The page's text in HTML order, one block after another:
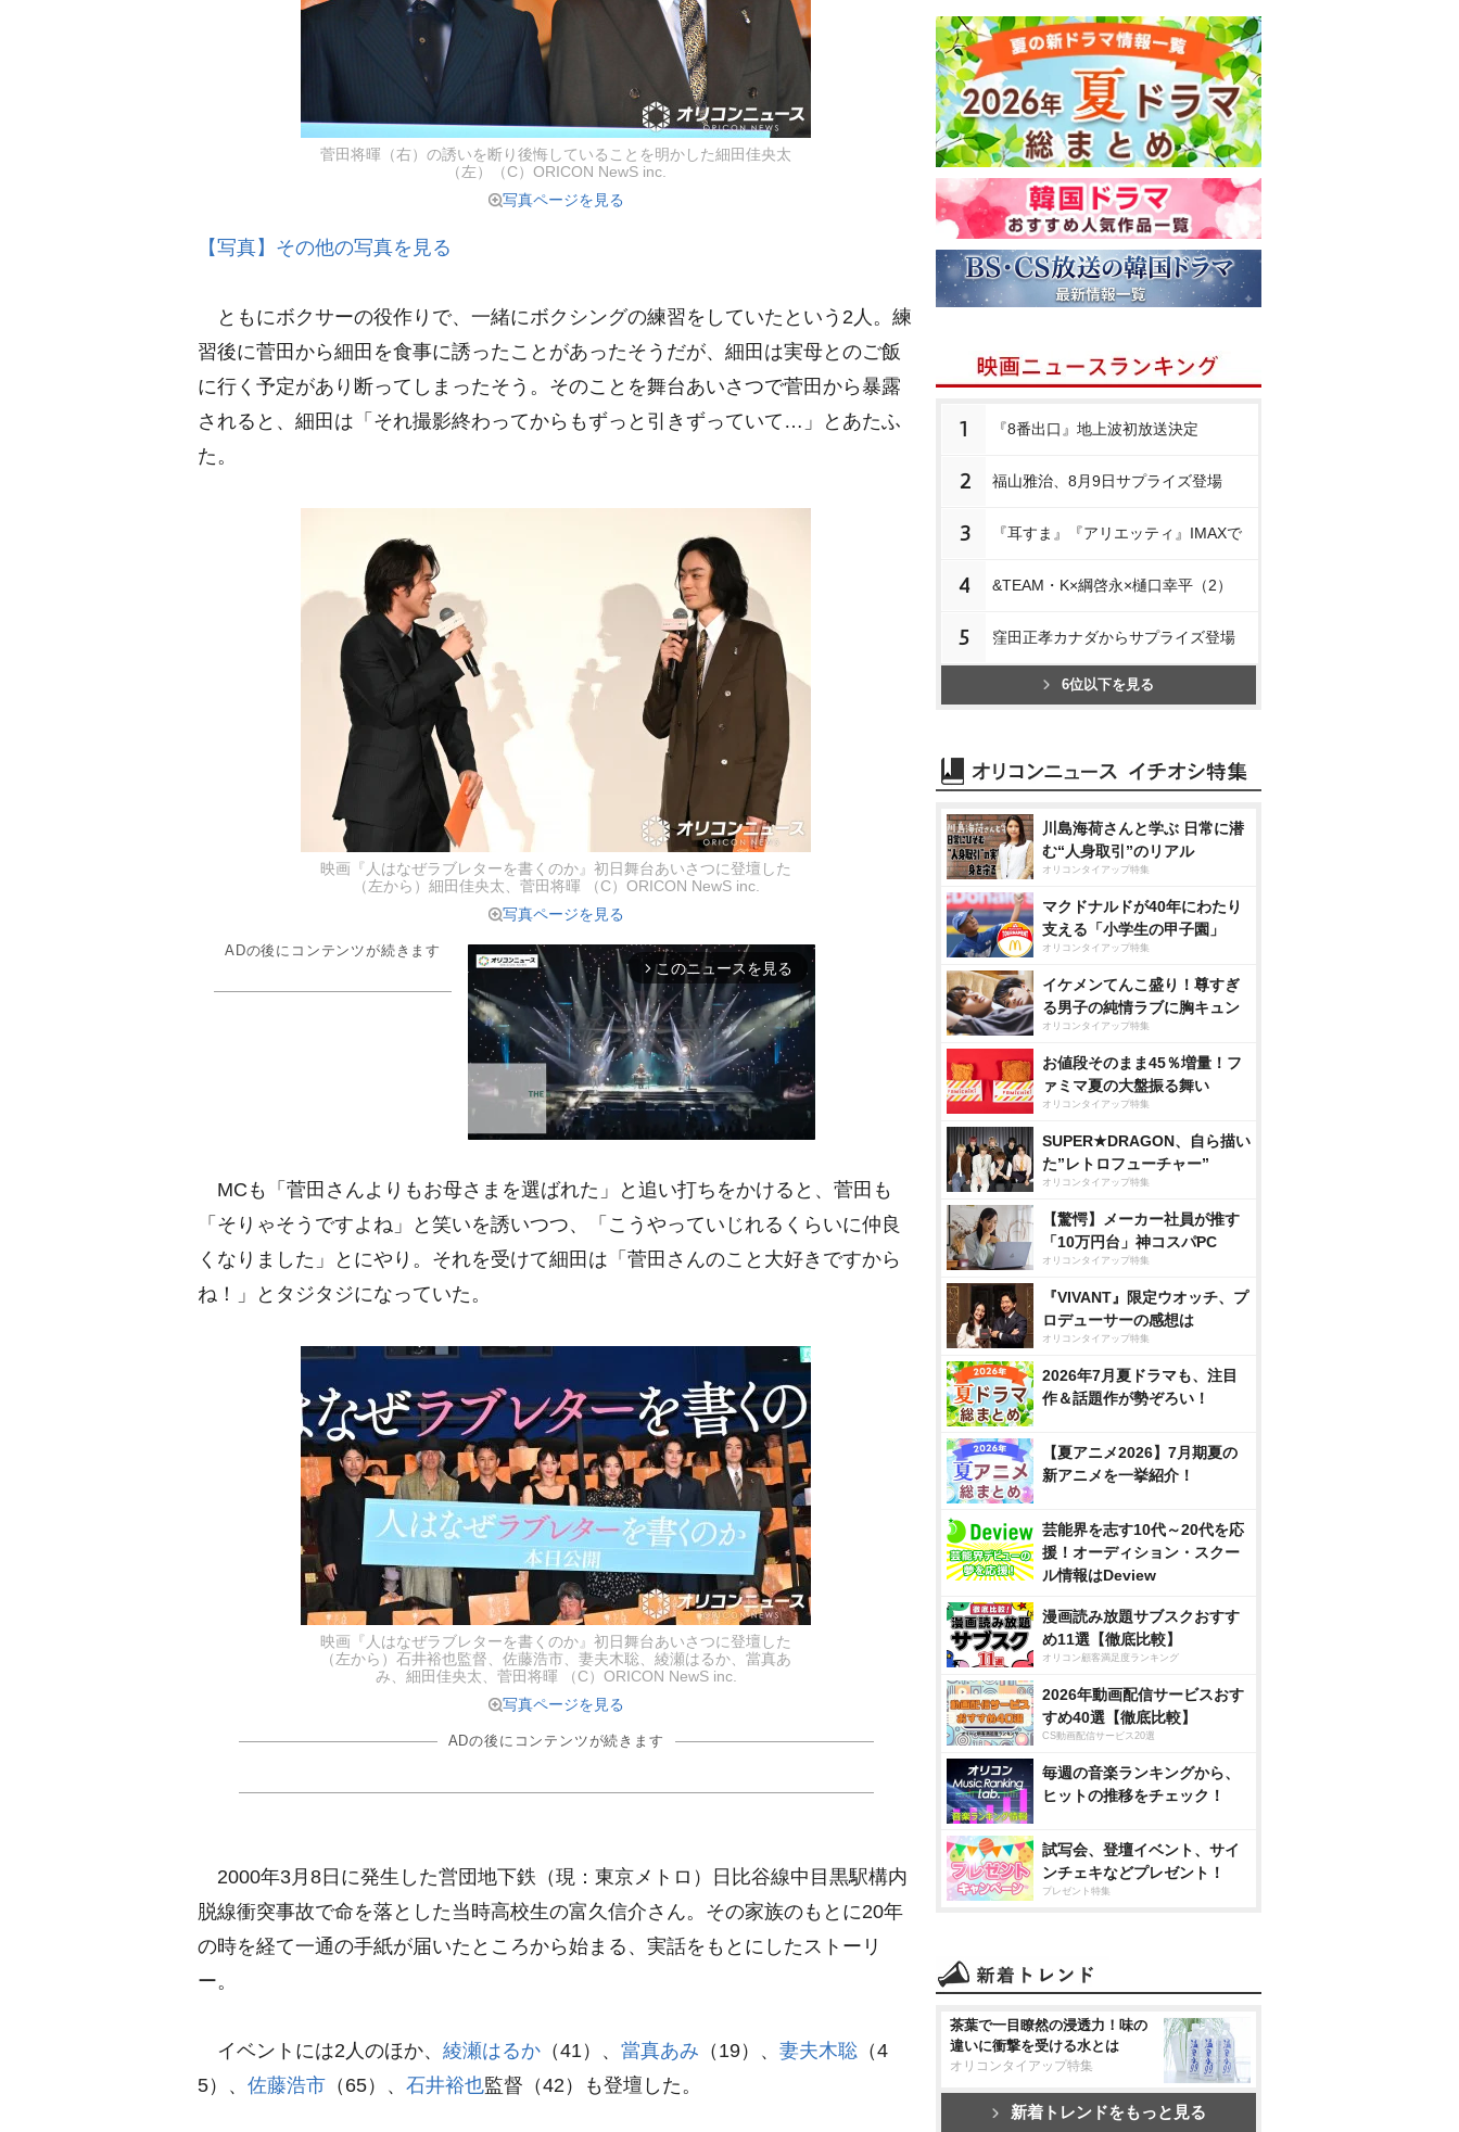
菅田将暉（右）の誘いを断り後悔していることを明かした細田佳央太
（左）（C）ORICON NewS inc.
写真ページを見る
【写真】その他の写真を見る
ともにボクサーの役作りで、一緒にボクシングの練習をしていたという2人。練
習後に菅田から細田を食事に誘ったことがあったそうだが、細田は実母とのご飯
に行く予定があり断ってしまったそう。そのことを舞台あいさつで菅田から暴露
されると、細田は「それ撮影終わってからもずっと引きずっていて…」とあたふ
た。
映画『人はなぜラブレターを書くのか』初日舞台あいさつに登壇した
（左から）細田佳央太、菅田将暉 （C）ORICON NewS inc.
写真ページを見る
ADの後にコンテンツが続きます
arrow_forward_ios このニュースを見る
M
u
MCも「菅田さんよりもお母さまを選ばれた」と追い打ちをかけると、菅田も
「そりゃそうですよね」と笑いを誘いつつ、「こうやっていじれるくらいに仲良
くなりました」とにやり。それを受けて細田は「菅田さんのこと大好きですから
ね！」とタジタジになっていた。
映画『人はなぜラブレターを書くのか』初日舞台あいさつに登壇した
（左から）石井裕也監督、佐藤浩市、妻夫木聡、綾瀬はるか、當真あ
み、細田佳央太、菅田将暉 （C）ORICON NewS inc.
写真ページを見る
ADの後にコンテンツが続きます
2000年3月8日に発生した営団地下鉄（現：東京メトロ）日比谷線中目黒駅構内
脱線衝突事故で命を落とした当時高校生の富久信介さん。その家族のもとに20年
の時を経て一通の手紙が届いたところから始まる、実話をもとにしたストーリ
ー。
イベントには2人のほか、 綾瀬はるか （41）、 當真あみ （19）、 妻夫木聡 （4
5）、 佐藤浩市 （65）、 石井裕也監督（42）も登壇した。
1 『8番出口』地上波初放送決定
2 福山雅治、8月9日サプライズ登場
3 『耳すま』『アリエッティ』IMAXで
4 &TEAM・K×綱啓永×樋口幸平（2）
5 窪田正孝カナダからサプライズ登場
6位以下を見る
川島海荷さんと学ぶ 日常に潜
む“人身取引”のリアル
オリコンタイアップ特集
マクドナルドが40年にわたり
支える「小学生の甲子園」
オリコンタイアップ特集
イケメンてんこ盛り！尊すぎ
る男子の純情ラブに胸キュン
オリコンタイアップ特集
お値段そのまま45％増量！フ
ァミマ夏の大盤振る舞い
オリコンタイアップ特集
SUPER★DRAGON、自ら描い
た”レトロフューチャー”
オリコンタイアップ特集
【驚愕】メーカー社員が推す
「10万円台」神コスパPC
オリコンタイアップ特集
『VIVANT』限定ウオッチ、プ
ロデューサーの感想は
オリコンタイアップ特集
2026年7月夏ドラマも、注目
作＆話題作が勢ぞろい！
【夏アニメ2026】7月期夏の
新アニメを一挙紹介！
芸能界を志す10代～20代を応
援！オーディション・スクー
ル情報はDeview
漫画読み放題サブスクおすす
め11選【徹底比較】
オリコン顧客満足度ランキング
2026年動画配信サービスおす
すめ40選【徹底比較】
CS動画配信サービス20選
毎週の音楽ランキングから、
ヒットの推移をチェック！
試写会、登壇イベント、サイ
ンチェキなどプレゼント！
プレゼント特集
茶葉で一目瞭然の浸透力！味の
違いに衝撃を受ける水とは
オリコンタイアップ特集
新着トレンドをもっと見る